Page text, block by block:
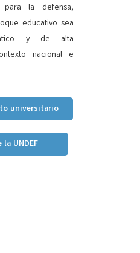
la defensa,
educativo sea
y de alta
nacional e
universitario
UNDEF